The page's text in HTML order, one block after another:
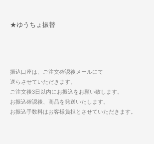
★ゆうちょ振替
振込口座は、ご注文確認後メールにて
送らさせていただきます。
ご注文後3日以内にお振込をお願い致します。
お振込確認後、商品を発送いたします。
お振込手数料はお客様負担とさせていただきます。